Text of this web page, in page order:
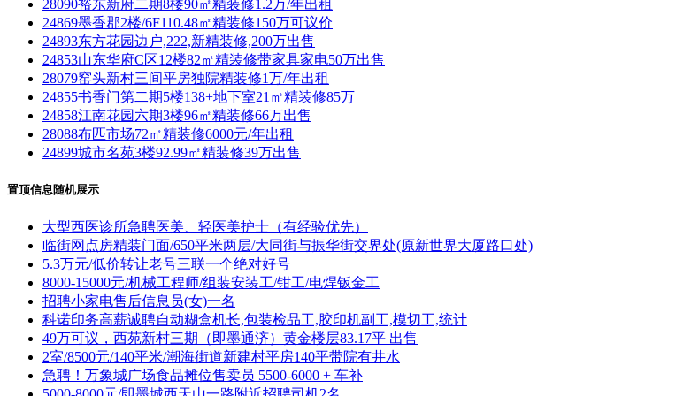
28090裕东新府二期8楼90㎡精装修1.2万/年出租
24869墨香郡2楼/6F110.48㎡精装修150万可议价
24893东方花园边户,222,新精装修,200万出售
24853山东华府C区12楼82㎡精装修带家具家电50万出售
28079窑头新村三间平房独院精装修1万/年出租
24855书香门第二期5楼138+地下室21㎡精装修85万
24858江南花园六期3楼96㎡精装修66万出售
28088布匹市场72㎡精装修6000元/年出租
24899城市名苑3楼92.99㎡精装修39万出售
置顶信息随机展示
大型西医诊所急聘医美、轻医美护士（有经验优先）
临街网点房精装门面/650平米两层/大同街与振华街交界处(原新世界大厦路口处)
5.3万元/低价转让老号三联一个绝对好号
8000-15000元/机械工程师/组装安装工/钳工/电焊钣金工
招聘小家电售后信息员(女)一名
科诺印务高薪诚聘自动糊盒机长,包装检品工,胶印机副工,模切工,统计
49万可议，西苑新村三期（即墨通济）黄金楼层83.17平 出售
2室/8500元/140平米/潮海街道新建村平房140平带院有井水
急聘！万象城广场食品摊位售卖员 5500-6000 + 车补